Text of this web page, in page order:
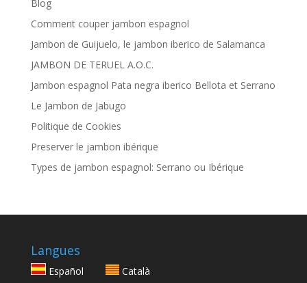
Blog
Comment couper jambon espagnol
Jambon de Guijuelo, le jambon iberico de Salamanca
JAMBON DE TERUEL A.O.C.
Jambon espagnol Pata negra iberico Bellota et Serrano
Le Jambon de Jabugo
Politique de Cookies
Preserver le jambon ibérique
Types de jambon espagnol: Serrano ou Ibérique
Langues
Español Català